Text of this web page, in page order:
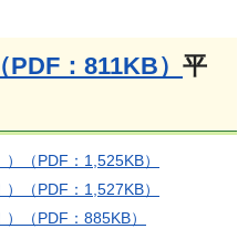
：811KB） 平
（PDF：1,525KB）
（PDF：1,527KB）
（PDF：885KB）